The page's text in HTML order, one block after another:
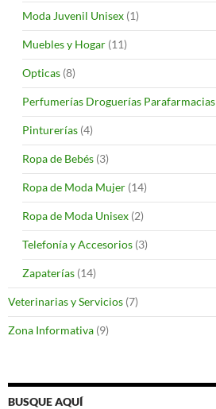
Moda Juvenil Unisex (1)
Muebles y Hogar (11)
Opticas (8)
Perfumerías Droguerías Parafarmacias
Pinturerías (4)
Ropa de Bebés (3)
Ropa de Moda Mujer (14)
Ropa de Moda Unisex (2)
Telefonía y Accesorios (3)
Zapaterías (14)
Veterinarias y Servicios (7)
Zona Informativa (9)
BUSQUE AQUÍ